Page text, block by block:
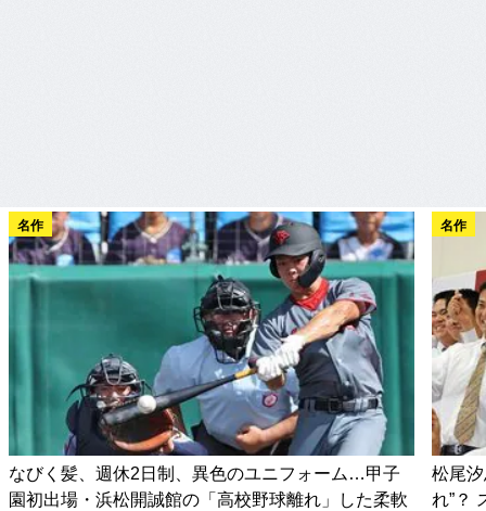
名作
なびく髪、週休2日制、異色のユニフォーム…甲子
園初出場・浜松開誠館の「高校野球離れ」した柔軟
名作
松尾
れ”？